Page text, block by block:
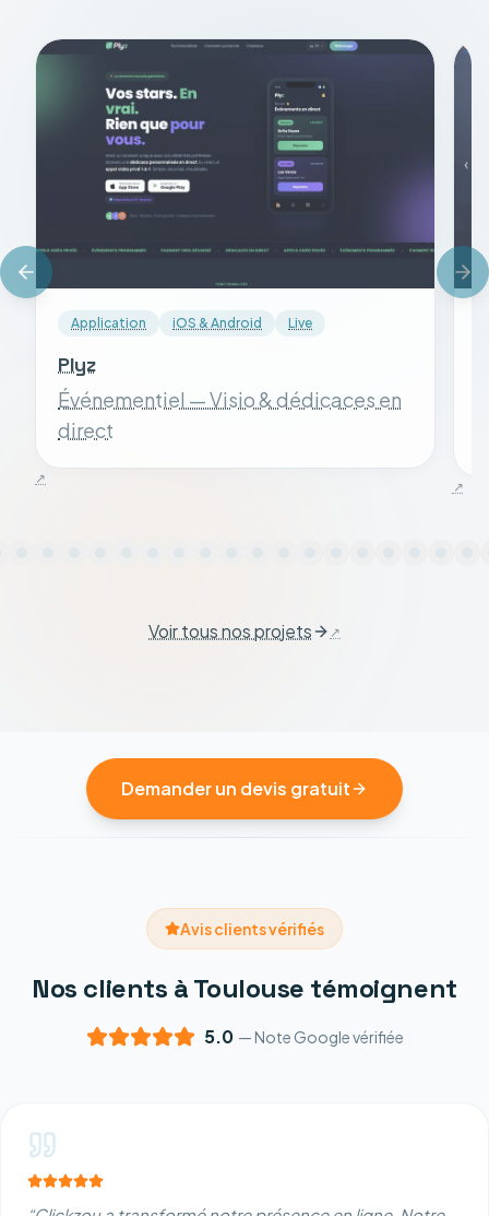
Application iOS & Android Live
Plyz
Événementiel — Visio & dédicaces en
direct
Voir tous nos projets
Demander un devis gratuit
Avis clients vérifiés
Nos clients à Toulouse témoignent
5.0 — Note Google vérifiée